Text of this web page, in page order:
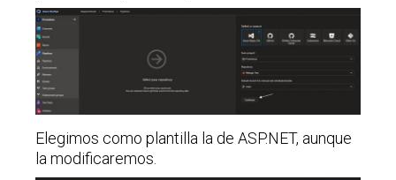
Elegimos como plantilla la de ASP.NET, aunque
la modificaremos.